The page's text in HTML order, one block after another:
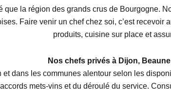
que la région des grands crus de Bourgogne.
Faire venir un chef chez soi, c’est recevoir
produits, cuisine sur place et
Nos chefs privés à Dijon,
dans les communes alentour selon les
mets-vins et du déroulé du service.